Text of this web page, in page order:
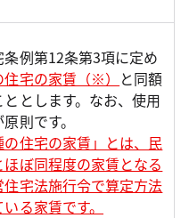
例第12条第3項に定め
宅の家賃（※） と同額
とします。なお、使用
則です。
住宅の家賃」とは、民
ぼ同程度の家賃となる
住宅法施行令で算定方法
る家賃です。